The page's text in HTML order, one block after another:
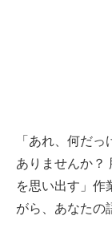
「あれ、何だ
ありませんか？
を思い出す」作
がら、あなたの